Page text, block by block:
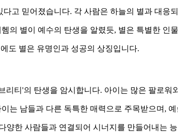
고 믿어졌습니다. 각 사람은 하늘의 별과 대응
의 별이 예수의 탄생을 알렸듯, 별은 특별한 인
도 별은 유명인과 성공의 상징입니다.
리티'의 탄생을 암시합니다. 아이는 많은 팔로
는 남들과 다른 독특한 매력으로 주목받으며,
양한 사람들과 연결되어 시너지를 만들어내는